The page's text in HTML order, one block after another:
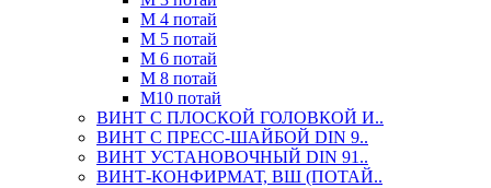
М 4 потай
М 5 потай
М 6 потай
М 8 потай
М10 потай
ВИНТ С ПЛОСКОЙ ГОЛОВКОЙ И..
ВИНТ С ПРЕСС-ШАЙБОЙ DIN 9..
ВИНТ УСТАНОВОЧНЫЙ DIN 91..
ВИНТ-КОНФИРМАТ, ВШ (ПОТАЙ..